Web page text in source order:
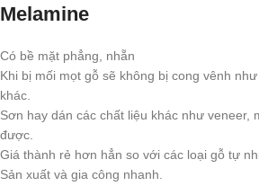
Melamine
Có bề mặt phẳng, nhẵn
Khi bị mối mọt gỗ sẽ không bị cong vênh
khác.
Sơn hay dán các chất liệu khác như veneer,
được.
Giá thành rẻ hơn hẳn so với các loại gỗ tự
Sản xuất và gia công nhanh.